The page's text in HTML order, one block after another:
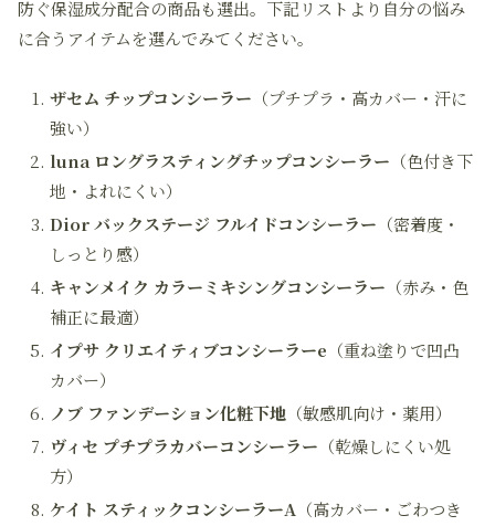
防ぐ保湿成分配合の商品も選出。下記リストより自分の悩み
に合うアイテムを選んでみてください。
ザセム チップコンシーラー （プチプラ・高カバー・汗に
強い）
luna ロングラスティングチップコンシーラー （色付き下
地・よれにくい）
Dior バックステージ フルイドコンシーラー （密着度・
しっとり感）
キャンメイク カラーミキシングコンシーラー （赤み・色
補正に最適）
イプサ クリエイティブコンシーラーe （重ね塗りで凹凸
カバー）
ノブ ファンデーション化粧下地 （敏感肌向け・薬用）
ヴィセ プチプラカバーコンシーラー （乾燥しにくい処
方）
ケイト スティックコンシーラーA （高カバー・ごわつき